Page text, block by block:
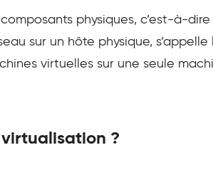
physiques, c’est-à-
sur un hôte physique,
virtuelles sur une seule
?